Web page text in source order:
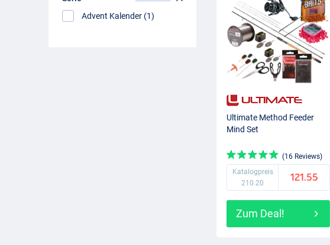
Advent Kalender (1)
Ultimate Method Feeder
Mind Set
(16 Reviews)
Katalogpreis
210.20
121.55
Zum Deal!